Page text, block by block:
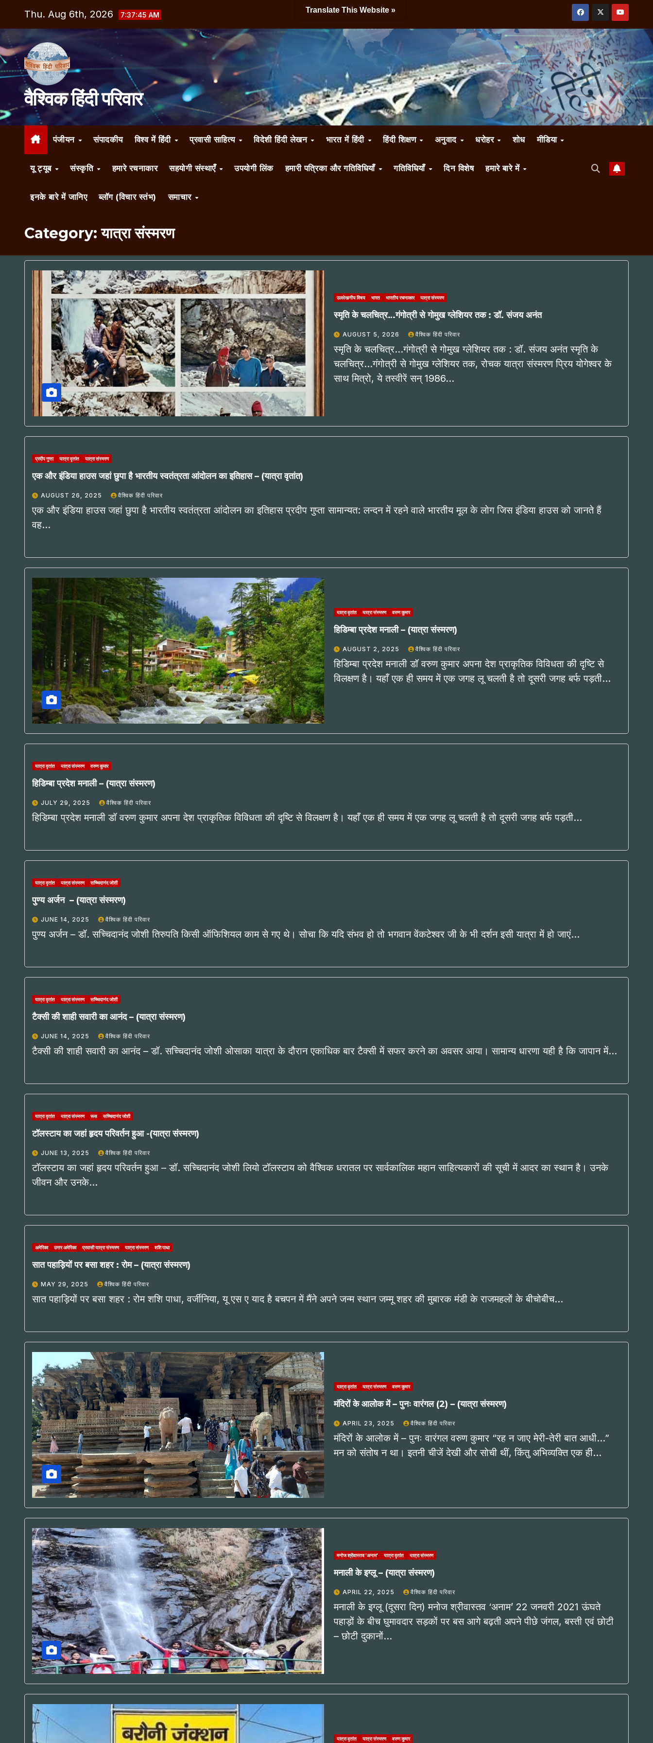
content
Thu. Aug 6th, 2026 7:37:47 AM
वैश्विक हिंदी परिवार
पंजीयन संपादकीय विश्व में हिंदी प्रवासी साहित्य विदेशी हिंदी लेखन भारत में हिंदी हिंदी शिक्षण अनुवाद धरोहर शोध मीडिया
यू ट्यूब संस्कृति हमारे रचनाकार सहयोगी संस्थाएँ उपयोगी लिंक हमारी पत्रिका और गतिविधियाँ गतिविधियाँ दिन विशेष हमारे बारे में
इनके बारे में जानिए ब्लॉग (विचार स्तंभ) समाचार
Category:यात्रा संस्मरण
उल्लेखनीय विषय भारत भारतीय रचनाकार यात्रा संस्मरण
स्मृति के चलचित्र…गंगोत्री से गोमुख ग्लेशियर तक : डॉ. संजय अनंत
AUGUST 5, 2026 वैश्विक हिंदी परिवार
स्मृति के चलचित्र…गंगोत्री से गोमुख ग्लेशियर तक : डॉ. संजय अनंत स्मृति के
चलचित्र…गंगोत्री से गोमुख ग्लेशियर तक, रोचक यात्रा संस्मरण प्रिय योगेश्वर के
साथ मित्रो, ये तस्वीरें सन् 1986…
प्रदीप गुप्ता यात्रा वृतांत यात्रा संस्मरण
एक और इंडिया हाउस जहां छुपा है भारतीय स्वतंत्रता आंदोलन का इतिहास – (यात्रा वृतांत)
AUGUST 26, 2025 वैश्विक हिंदी परिवार
एक और इंडिया हाउस जहां छुपा है भारतीय स्वतंत्रता आंदोलन का इतिहास प्रदीप गुप्ता सामान्यत: लन्दन में रहने वाले भारतीय मूल के लोग जिस इंडिया हाउस को जानते हैं
वह…
यात्रा वृतांत यात्रा संस्मरण वरुण कुमार
हिडिम्बा प्रदेश मनाली – (यात्रा संस्मरण)
AUGUST 2, 2025 वैश्विक हिंदी परिवार
हिडिम्बा प्रदेश मनाली डॉ वरुण कुमार अपना देश प्राकृतिक विविधता की दृष्टि से
विलक्षण है। यहाँ एक ही समय में एक जगह लू चलती है तो दूसरी जगह बर्फ पड़ती…
यात्रा वृतांत यात्रा संस्मरण वरुण कुमार
हिडिम्बा प्रदेश मनाली – (यात्रा संस्मरण)
JULY 29, 2025 वैश्विक हिंदी परिवार
हिडिम्बा प्रदेश मनाली डॉ वरुण कुमार अपना देश प्राकृतिक विविधता की दृष्टि से विलक्षण है। यहाँ एक ही समय में एक जगह लू चलती है तो दूसरी जगह बर्फ पड़ती…
यात्रा वृतांत यात्रा संस्मरण सच्चिदानंद जोशी
पुण्य अर्जन – (यात्रा संस्मरण)
JUNE 14, 2025 वैश्विक हिंदी परिवार
पुण्य अर्जन – डॉ. सच्चिदानंद जोशी तिरुपति किसी ऑफिशियल काम से गए थे। सोचा कि यदि संभव हो तो भगवान वेंकटेश्वर जी के भी दर्शन इसी यात्रा में हो जाएं…
यात्रा वृतांत यात्रा संस्मरण सच्चिदानंद जोशी
टैक्सी की शाही सवारी का आनंद – (यात्रा संस्मरण)
JUNE 14, 2025 वैश्विक हिंदी परिवार
टैक्सी की शाही सवारी का आनंद – डॉ. सच्चिदानंद जोशी ओसाका यात्रा के दौरान एकाधिक बार टैक्सी में सफर करने का अवसर आया। सामान्य धारणा यही है कि जापान में…
यात्रा वृतांत यात्रा संस्मरण रूस सच्चिदानंद जोशी
टॉलस्टाय का जहां हृदय परिवर्तन हुआ -(यात्रा संस्मरण)
JUNE 13, 2025 वैश्विक हिंदी परिवार
टॉलस्टाय का जहां हृदय परिवर्तन हुआ – डॉ. सच्चिदानंद जोशी लियो टॉलस्टाय को वैश्विक धरातल पर सार्वकालिक महान साहित्यकारों की सूची में आदर का स्थान है। उनके
जीवन और उनके…
अमेरिका उत्तर अमेरिका प्रवासी यात्रा संस्मरण यात्रा संस्मरण शशि पाधा
सात पहाड़ियों पर बसा शहर : रोम – (यात्रा संस्मरण)
MAY 29, 2025 वैश्विक हिंदी परिवार
सात पहाड़ियों पर बसा शहर : रोम शशि पाधा, वर्जीनिया, यू एस ए याद है बचपन में मैंने अपने जन्म स्थान जम्मू शहर की मुबारक मंडी के राजमहलों के बीचोबीच…
यात्रा वृतांत यात्रा संस्मरण वरुण कुमार
मंदिरों के आलोक में – पुनः वारंगल (2) – (यात्रा संस्मरण)
APRIL 23, 2025 वैश्विक हिंदी परिवार
मंदिरों के आलोक में – पुनः वारंगल वरुण कुमार “रह न जाए मेरी-तेरी बात आधी…”
मन को संतोष न था। इतनी चीजें देखी और सोची थीं, किंतु अभिव्यक्ति एक ही…
मनोज श्रीवास्तव 'अनाम' यात्रा वृतांत यात्रा संस्मरण
मनाली के इग्लू – (यात्रा संस्मरण)
APRIL 22, 2025 वैश्विक हिंदी परिवार
मनाली के इग्लू (दूसरा दिन) मनोज श्रीवास्तव ‘अनाम’ 22 जनवरी 2021 ऊंघते
पहाड़ों के बीच घुमावदार सड़कों पर बस आगे बढ़ती अपने पीछे जंगल, बस्ती एवं छोटी
– छोटी दुकानों…
यात्रा वृतांत यात्रा संस्मरण वरुण कुमार
Translate This Website »